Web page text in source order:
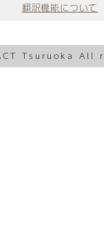
翻訳機能について
Tsuruoka All